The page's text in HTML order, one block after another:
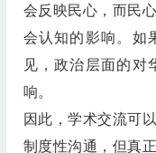
会反映民心，而民
会认知的影响。如
见，政治层面的对
响。
因此，学术交流可
制度性沟通，但真